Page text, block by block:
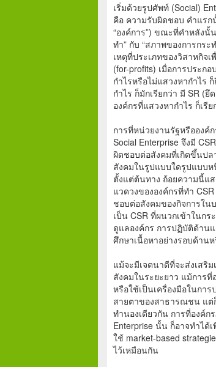
เริ่มด้วยรูปศัพท์ (Social)
คือ ความรับผิดชอบ คำแรก
“องค์การ”) ขณะที่คำหลังนั้
ทำ” กับ “สภาพของการกร
เหตุที่ประเภทของวิสาหกิจ
(for-profits) เมื่อการประก
กำไรหรือไม่แสวงหากำไร
กำไร ก็มักเรียกว่า มี SR (
องค์กรที่แสวงหากำไร ก็เรี
การที่หน่วยงานรัฐหรือองค์
Social Enterprise จึงมี
ผิดชอบต่อสังคมที่เกิดขึ้นป
สังคมในรูปแบบใดรูปแบบห
ตั้งแต่ต้นทาง ถ้อยความนี้แส
แวดวงขององค์กรที่ทำ
ชอบต่อสังคมของกิจการใ
เป็น CSR ที่ผนวกเข้าในก
ดูแลองค์กร การปฏิบัติด้าน
ศึกษาเนื้อหาอย่างรอบด้าน
แม้จะมีเจตนาดีที่จะส่งเสริ
สังคมในระยะยาว แม้การ
หรือใช้เป็นเครื่องมือในกา
สายตาของสาธารณชน แต่
ทำนองเดียวกัน การที่องค์ก
Enterprise นั้น ก็อาจทำได้
ใช้ market-based
ไว้เหมือนกัน